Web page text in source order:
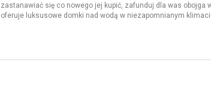
zastanawiać się co nowego jej kupić, zafunduj dla was obojga
oferuje luksusowe domki nad wodą w niezapomnianym